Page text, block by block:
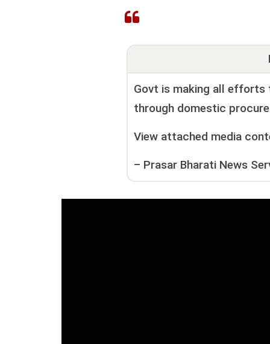
Govt is making all efforts
through domestic
View attached media
– Prasar Bharati News